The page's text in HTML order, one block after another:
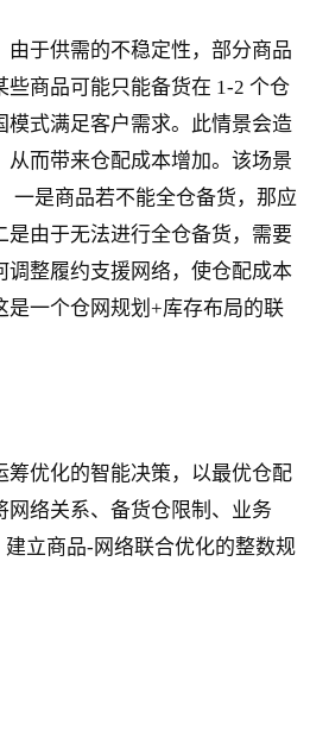
由于供需的不稳定性，部分商品
些商品可能只能备货在 1-2 个仓
模式满足客户需求。此情景会造
从而带来仓配成本增加。该场景
一是商品若不能全仓备货，那应
是由于无法进行全仓备货，需要
调整履约支援网络，使仓配成本
是一个仓网规划+库存布局的联
筹优化的智能决策，以最优仓配
网络关系、备货仓限制、业务
立商品-网络联合优化的整数规